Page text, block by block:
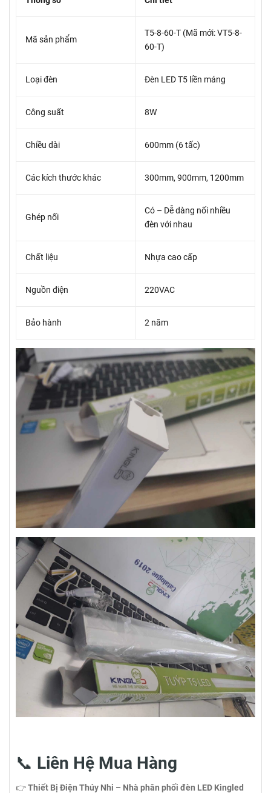
Mã sản phẩm
T5-8-60-T (Mã mới: VT5-8-
60-T)
Loại đèn Đèn LED T5 liền máng
Công suất 8W
Chiều dài 600mm (6 tấc)
Các kích thước khác 300mm, 900mm, 1200mm
Ghép nối
Có – Dễ dàng nối nhiều
đèn với nhau
Chất liệu Nhựa cao cấp
Nguồn điện 220VAC
Bảo hành 2 năm
📞 Liên Hệ Mua Hàng
👉Thiết Bị Điện Thúy Nhi – Nhà phân phối đèn LED Kingled